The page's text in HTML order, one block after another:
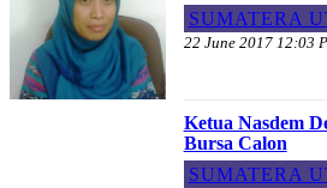
SUMATERA
22 June 2017 12:03
Ketua Nasdem
Bursa Calon
SUMATERA